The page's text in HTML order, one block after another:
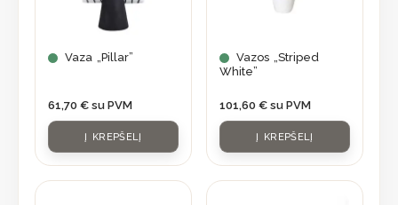
Vaza „Pillar”
61,70 € su PVM
Į KREPŠELĮ
Vazos „Striped
White”
101,60 € su PVM
Į KREPŠELĮ